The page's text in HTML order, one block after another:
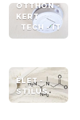
OTTHON -
KERT
TECH - IT
ÉLET -
STÍLUS